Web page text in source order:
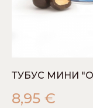
ТУБУС МИНИ
8,95 €